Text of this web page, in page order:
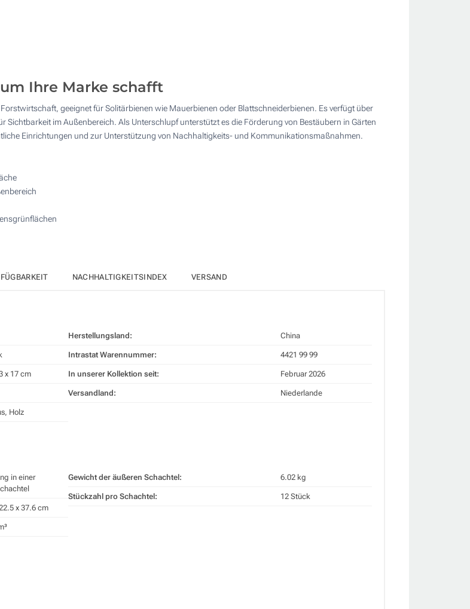
Andere Menge :
Aktualisieren
Ihre Marke schafft
geeignet für Solitärbienen wie Mauerbienen oder Blattschneiderbienen. Es verfügt über
im Außenbereich. Als Unterschlupf unterstützt es die Förderung von Bestäubern in Gärten
Einrichtungen und zur Unterstützung von Nachhaltigkeits- und Kommunikationsmaßnahmen.
NACHHALTIGKEITSINDEX VERSAND
x 17 cm
Holz
Herstellungsland: China
Intrastat Warennummer: 4421 99 99
In unserer Kollektion seit: Februar 2026
Versandland: Niederlande
in einer
x 37.6 cm
Gewicht der äußeren Schachtel: 6.02 kg
Stückzahl pro Schachtel: 12 Stück